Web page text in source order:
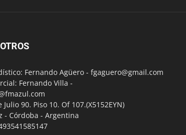
Fernando Agüero - fgaguero@gmail.com
Fernando Villa -
90. Piso 10. Of 107.(X5152EYN)
- Córdoba - Argentina